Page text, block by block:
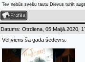
Tev nebūs svešu tautu Dievus turēt
Datums: Otrdiena, 05.Maijā.2020,
Vēl viens šā gada šedevrs: